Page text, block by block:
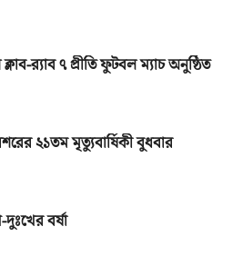
ক্লাব-র‌্যাব ৭ প্রীতি ফুটবল ম্যাচ অনুষ্ঠিত
২১তম মৃত্যুবার্ষিকী বুধবার
বর্ষা